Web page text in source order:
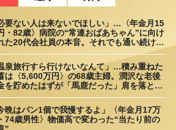
要ない人は来ないでほしい」…〈年金月15
・82歳〉病院の“常連おばあちゃん”に向け
た20代会社員の本音。それでも通い続ける
泉旅行すら行けないなんて」…積み重ねた
は〈5,600万円〉の68歳主婦。潤沢な老後
を貯めたはずが「馬鹿だった」肩を落とす
晩はパン1個で我慢するよ」〈年金月17万
74歳男性〉物価高で変わった“当たり前の